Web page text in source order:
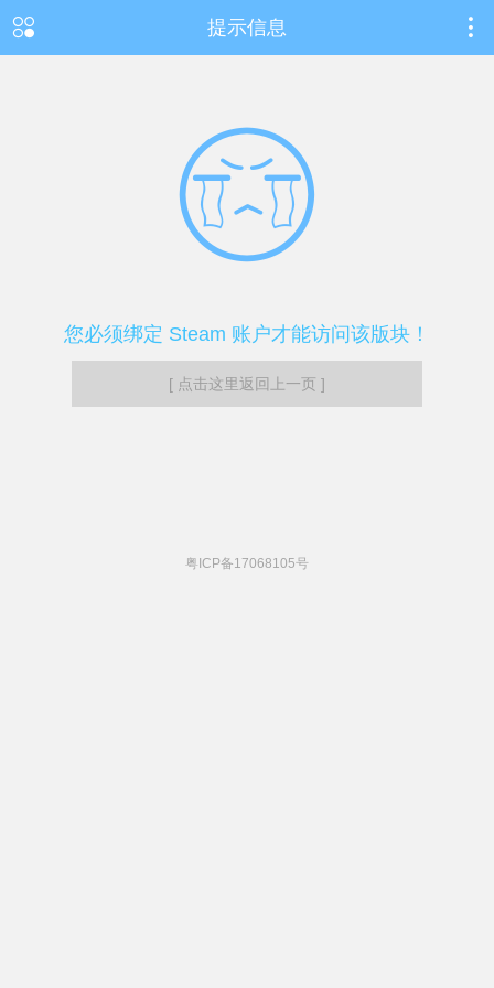
提示信息
您必须绑定 Steam 账户才能访问该版块！
[ 点击这里返回上一页 ]
粤ICP备17068105号